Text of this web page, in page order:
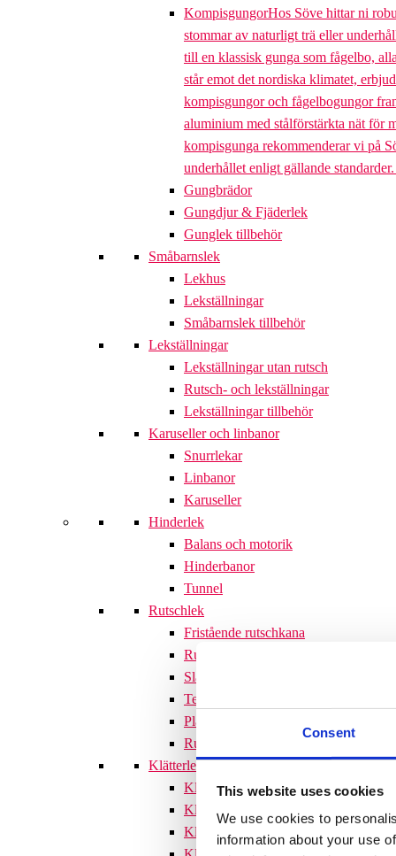
Consent
This website uses cookies
We use cookies to
information about your use
KompisgungorHos Söve hittar ni
stommar av naturligt trä eller
till en klassisk gunga som fågelbo,
står emot det nordiska klimatet,
kompisgungor och fågelbogungor
aluminium med stålförstärkta nät för
kompisgunga rekommenderar vi på
underhållet enligt gällande
Gungbrädor
Gungdjur & Fjäderlek
Gunglek tillbehör
Småbarnslek
Lekhus
Lekställningar
Småbarnslek tillbehör
Lekställningar
Lekställningar utan rutsch
Rutsch- och lekställningar
Lekställningar tillbehör
Karuseller och linbanor
Snurrlekar
Linbanor
Karuseller
Hinderlek
Balans och motorik
Hinderbanor
Tunnel
Rutschlek
Fristående rutschkana
Rutschkanor till lekställningar
Släntrutschkana
Terrängtrappor
Plattformar
Rutschlek tillbehör
Klätterlek
Klätterställningar
Klätterställning med rutschkana
Klätternät